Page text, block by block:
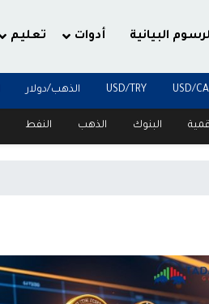
البيانية أدوات تعليم
USD/
USD/TRY الذهب/دولار
البنوك الذهب النفط